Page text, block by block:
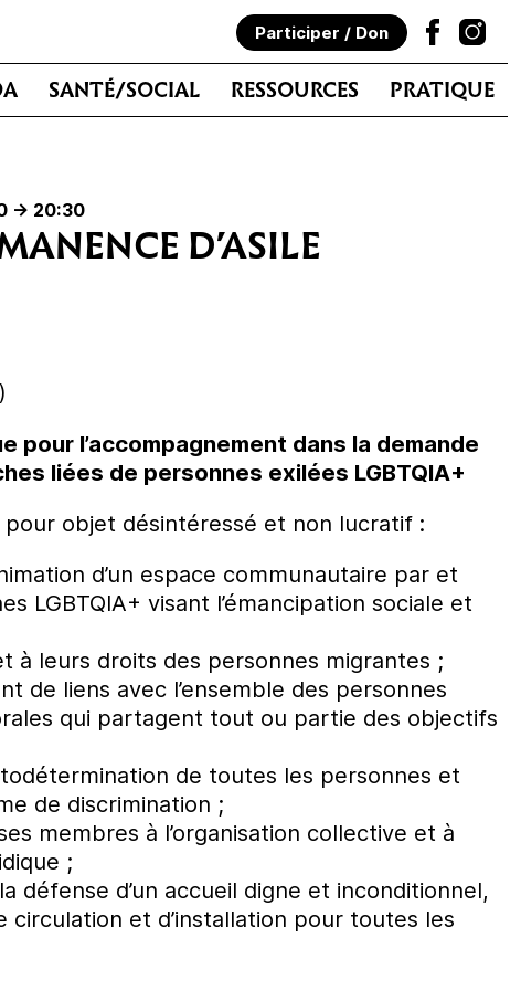
SANTÉ/SOCIAL RESSOURCES PRATIQUE
Participer / Don
-> 20:30
D’ASILE
pour l’⁠accompagnement dans la demande
liées de personnes exilées LGBTQIA+
pour objet désintéressé et non lucratif :
d’un espace communautaire par et
LGBTQIA+ visant l’émancipation sociale et
à leurs droits des personnes migrantes ;
de liens avec l’ensemble des personnes
qui partagent tout ou partie des objectifs
de toutes les personnes et
de discrimination ;
membres à l’organisation collective et à
;
défense d’un accueil digne et inconditionnel,
circulation et d’installation pour toutes les